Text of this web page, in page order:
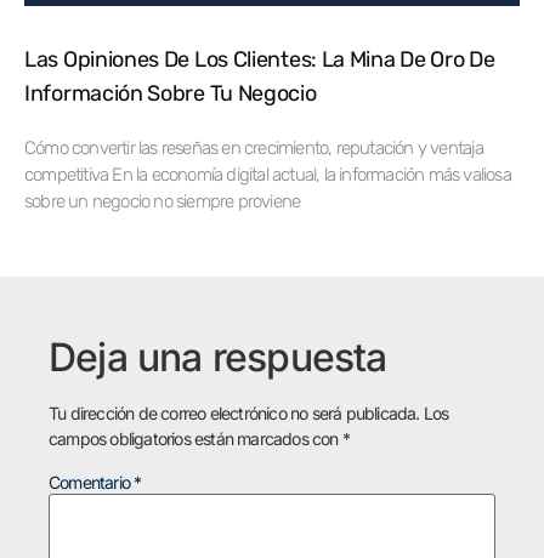
Las Opiniones De Los Clientes: La Mina De Oro De
Información Sobre Tu Negocio
Cómo convertir las reseñas en crecimiento, reputación y ventaja
competitiva En la economía digital actual, la información más valiosa
sobre un negocio no siempre proviene
Deja una respuesta
Tu dirección de correo electrónico no será publicada. Los
campos obligatorios están marcados con *
Comentario*